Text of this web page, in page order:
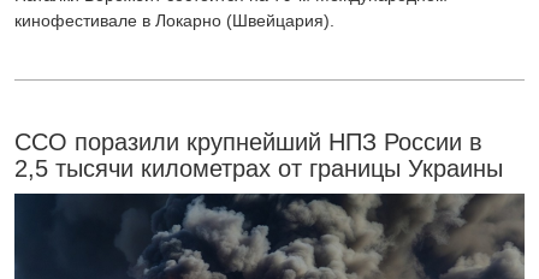
кинофестивале в Локарно (Швейцария).
ССО поразили крупнейший НПЗ России в
2,5 тысячи километрах от границы Украины